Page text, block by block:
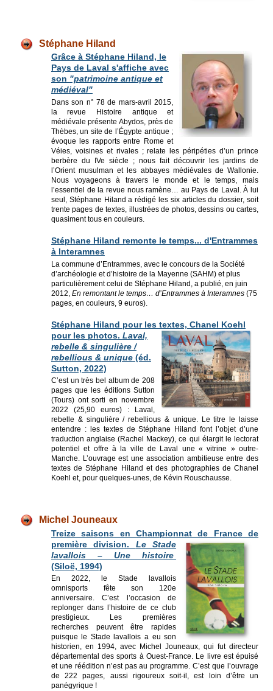
Stéphane Hiland
Grâce à Stéphane Hiland, le
Pays de Laval s'affiche avec
son "patrimoine antique et
médiéval"
Dans son n° 78 de mars-avril 2015,
la revue Histoire antique et
médiévale présente Abydos, près de
Thèbes, un site de l’Égypte antique ;
évoque les rapports entre Rome et
Véies, voisines et rivales ; relate les péripéties d’un prince
berbère du IVe siècle ; nous fait découvrir les jardins de
l’Orient musulman et les abbayes médiévales de Wallonie.
Nous voyageons à travers le monde et le temps, mais
l’essentiel de la revue nous ramène… au Pays de Laval. À lui
seul, Stéphane Hiland a rédigé les six articles du dossier, soit
trente pages de textes, illustrées de photos, dessins ou cartes,
quasiment tous en couleurs.
Stéphane Hiland remonte le temps... d'Entrammes
à Interamnes
La commune d’Entrammes, avec le concours de la Société
d’archéologie et d’histoire de la Mayenne (SAHM) et plus
particulièrement celui de Stéphane Hiland, a publié, en juin
2012, En remontant le temps… d’Entrammes à Interamnes(75
pages, en couleurs, 9 euros).
Stéphane Hiland pour les textes, Chanel Koehl
pour les photos. Laval,
rebelle & singulière /
rebellious & unique(éd.
Sutton, 2022)
C’est un très bel album de 208
pages que les éditions Sutton
(Tours) ont sorti en novembre
2022 (25,90 euros) : Laval,
rebelle & singulière / rebellious & unique. Le titre le laisse
entendre : les textes de Stéphane Hiland font l’objet d’une
traduction anglaise (Rachel Mackey), ce qui élargit le lectorat
potentiel et offre à la ville de Laval une « vitrine » outre-
Manche. L’ouvrage est une association ambitieuse entre des
textes de Stéphane Hiland et des photographies de Chanel
Koehl et, pour quelques-unes, de Kévin Rouschausse.
Michel Jouneaux
Treize saisons en Championnat de France de
première division. Le Stade
lavallois – Une histoire
(Siloë, 1994)
En 2022, le Stade lavallois
omnisports fête son 120e
anniversaire. C’est l’occasion de
replonger dans l’histoire de ce club
prestigieux. Les premières
recherches peuvent être rapides
puisque le Stade lavallois a eu son
historien, en 1994, avec Michel Jouneaux, qui fut directeur
départemental des sports à Ouest-France. Le livre est épuisé
et une réédition n’est pas au programme. C’est que l’ouvrage
de 222 pages, aussi rigoureux soit-il, est loin d’être un
panégyrique !